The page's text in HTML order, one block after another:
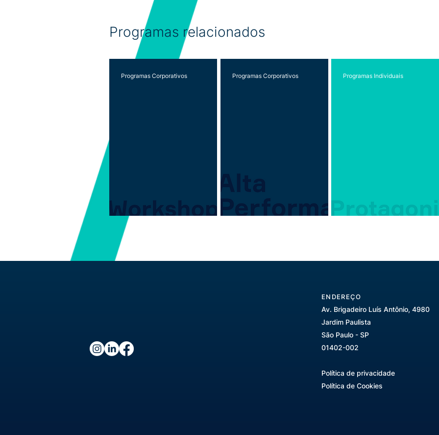
Programas relacionados
Programas Corporativos Programas Corporativos Programas Individuais
ENDEREÇO
Av. Brigadeiro Luís Antônio, 4980
Jardim Paulista
São Paulo - SP
01402-002
Política de privacidade
Política de Cookies